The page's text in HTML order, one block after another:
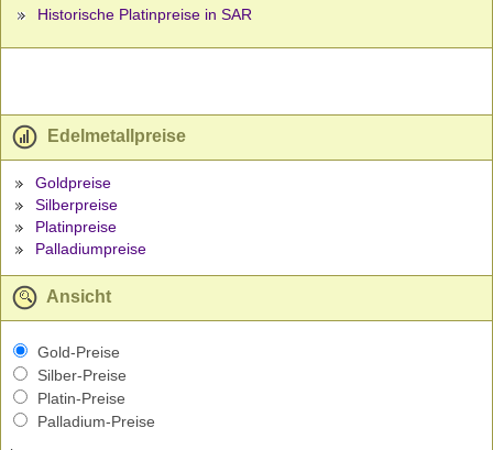
Historische Platinpreise in SAR
Edelmetallpreise
Goldpreise
Silberpreise
Platinpreise
Palladiumpreise
Ansicht
Gold-Preise
Silber-Preise
Platin-Preise
Palladium-Preise